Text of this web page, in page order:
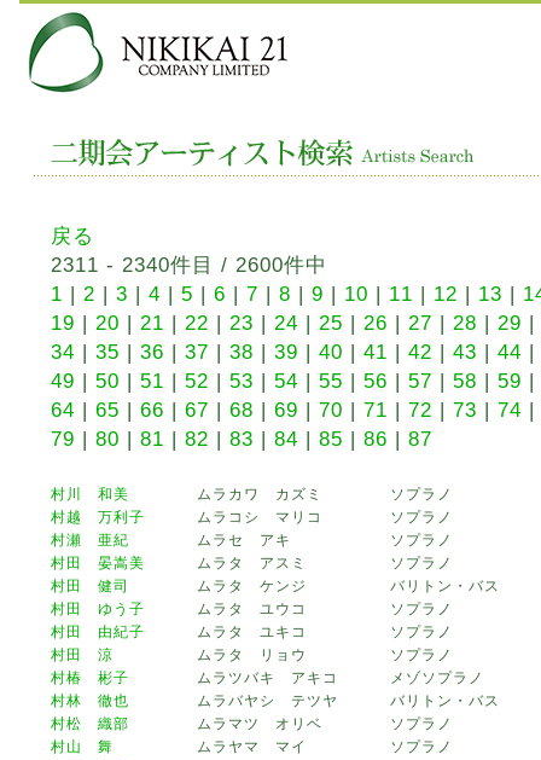
戻る
2311 - 2340件目 / 2600件中
1 | 2 | 3 | 4 | 5 | 6 | 7 | 8 | 9 | 10 | 11 | 12 | 13 |
19 | 20 | 21 | 22 | 23 | 24 | 25 | 26 | 27 | 28 | 29 |
34 | 35 | 36 | 37 | 38 | 39 | 40 | 41 | 42 | 43 | 44 |
49 | 50 | 51 | 52 | 53 | 54 | 55 | 56 | 57 | 58 | 59 |
64 | 65 | 66 | 67 | 68 | 69 | 70 | 71 | 72 | 73 | 74 |
79 | 80 | 81 | 82 | 83 | 84 | 85 | 86 | 87
村川 和美 ムラカワ カズミ
ソプラノ
村越 万利子
ムラコシ マリコ
ソプラノ
村瀬 亜紀
ムラセ アキ
ソプラノ
村田 晏嵩美
ムラタ アスミ
ソプラノ
村田 健司
ムラタ ケンジ
バリトン・バス
村田 ゆう子
ムラタ ユウコ
ソプラノ
村田 由紀子
ムラタ ユキコ
ソプラノ
村田 涼
ムラタ リョウ
ソプラノ
村椿 彬子
ムラツバキ アキコ
メゾソプラノ
村林 徹也
ムラバヤシ テツヤ
バリトン・バス
村松 織部
ムラマツ オリベ
ソプラノ
村山 舞
ムラヤマ マイ
ソプラノ